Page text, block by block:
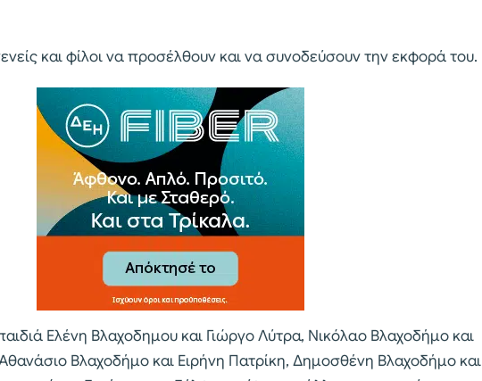
και φίλοι να προσέλθουν και να συνοδεύσουν την εκφορά του.
Ελένη Βλαχοδημου και Γιώργο Λύτρα, Νικόλαο Βλαχοδήμο και
Βλαχοδήμο και Ειρήνη Πατρίκη, Δημοσθένη Βλαχοδήμο και